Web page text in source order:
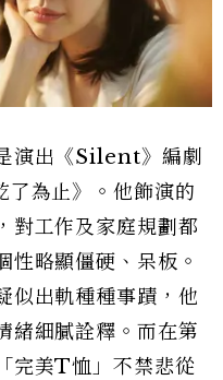
演出《Silent》編劇
為止》。他飾演的
對工作及家庭規劃都
性略顯僵硬、呆板。
似出軌種種事蹟，他
緒細膩詮釋。而在第
完美T恤」不禁悲從